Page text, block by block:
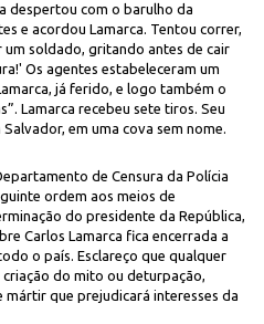
despertou com o barulho da
e acordou Lamarca. Tentou correr,
soldado, gritando antes de cair
Os agentes estabeleceram um
já ferido, e logo também o
Lamarca recebeu sete tiros. Seu
em uma cova sem nome.
de Censura da Polícia
ordem aos meios de
do presidente da República,
Carlos Lamarca fica encerrada a
o país. Esclareço que qualquer
do mito ou deturpação,
que prejudicará interesses da